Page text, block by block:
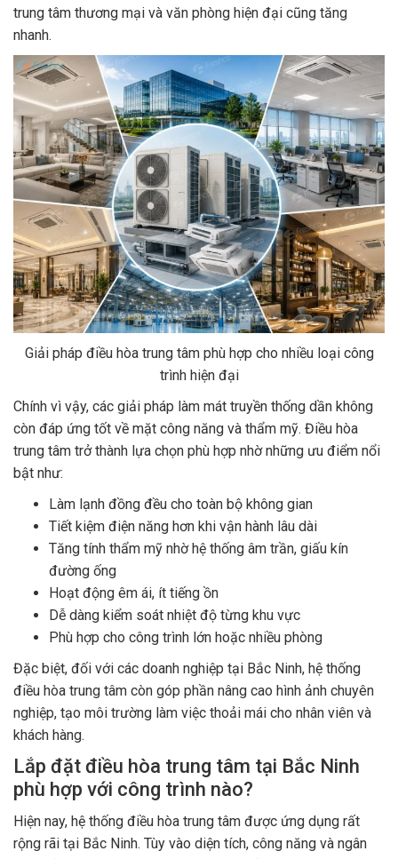
trung tâm thương mại và văn phòng hiện đại cũng tăng
nhanh.
Giải pháp điều hòa trung tâm phù hợp cho nhiều loại công
trình hiện đại
Chính vì vậy, các giải pháp làm mát truyền thống dần không
còn đáp ứng tốt về mặt công năng và thẩm mỹ. Điều hòa
trung tâm trở thành lựa chọn phù hợp nhờ những ưu điểm nổi
bật như:
Làm lạnh đồng đều cho toàn bộ không gian
Tiết kiệm điện năng hơn khi vận hành lâu dài
Tăng tính thẩm mỹ nhờ hệ thống âm trần, giấu kín
đường ống
Hoạt động êm ái, ít tiếng ồn
Dễ dàng kiểm soát nhiệt độ từng khu vực
Phù hợp cho công trình lớn hoặc nhiều phòng
Đặc biệt, đối với các doanh nghiệp tại Bắc Ninh, hệ thống
điều hòa trung tâm còn góp phần nâng cao hình ảnh chuyên
nghiệp, tạo môi trường làm việc thoải mái cho nhân viên và
khách hàng.
Lắp đặt điều hòa trung tâm tại Bắc Ninh
phù hợp với công trình nào?
Hiện nay, hệ thống điều hòa trung tâm được ứng dụng rất
rộng rãi tại Bắc Ninh. Tùy vào diện tích, công năng và ngân